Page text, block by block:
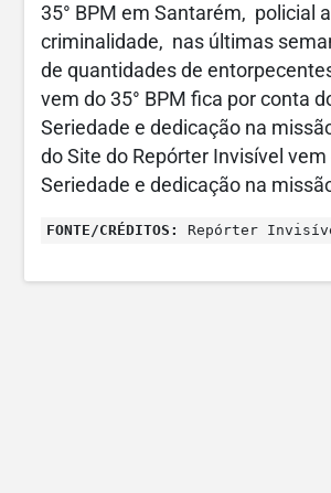
35° BPM em Santarém, policial
criminalidade, nas últimas
de quantidades de
vem do 35° BPM fica por conta
Seriedade e dedicação na
do Site do Repórter Invisível
Seriedade e dedicação na
FONTE/CRÉDITOS: Repórter